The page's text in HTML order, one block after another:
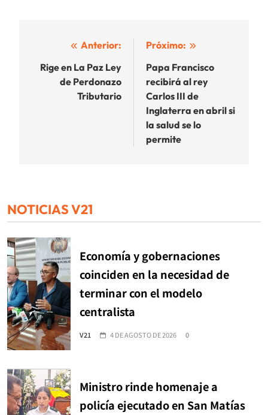
Navegación
de
entradas
Anterior:
Rige en La Paz Ley
de Perdonazo
Tributario
Próximo:
Papa Francisco
recibirá al rey
Carlos III de
Inglaterra en abril si
la salud se lo
permite
NOTICIAS V21
Economía y gobernaciones
coinciden en la necesidad de
terminar con el modelo
centralista
V21 4 DE AGOSTO DE 2026 0
Ministro rinde homenaje a
policía ejecutado en San Matías